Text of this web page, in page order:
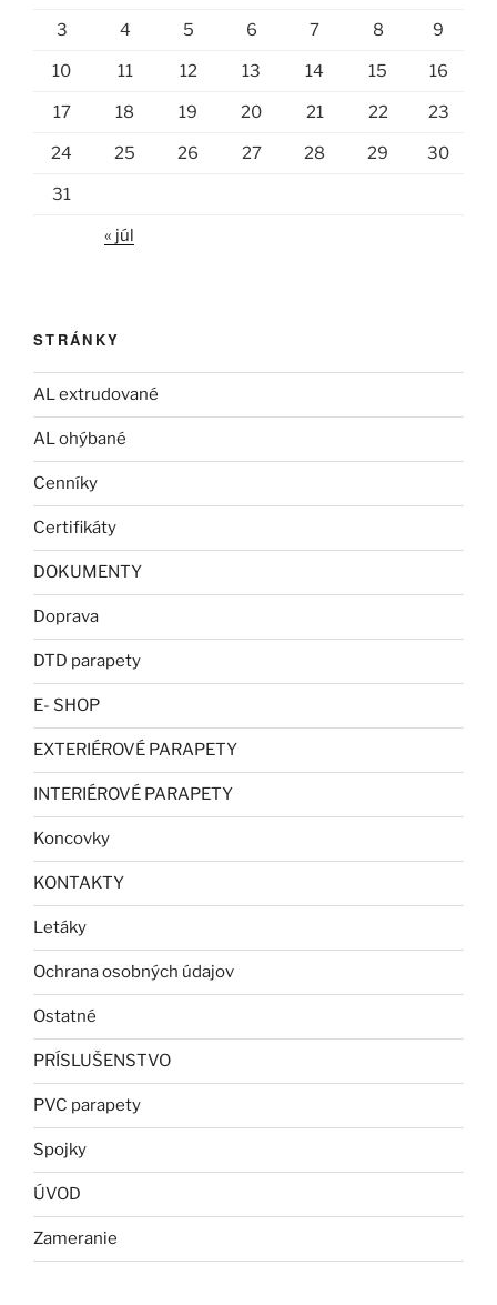
3 4 5 6 7 8 9
10 11 12 13 14 15 16
17 18 19 20 21 22 23
24 25 26 27 28 29 30
31
« júl
STRÁNKY
AL extrudované
AL ohýbané
Cenníky
Certifikáty
DOKUMENTY
Doprava
DTD parapety
E- SHOP
EXTERIÉROVÉ PARAPETY
INTERIÉROVÉ PARAPETY
Koncovky
KONTAKTY
Letáky
Ochrana osobných údajov
Ostatné
PRÍSLUŠENSTVO
PVC parapety
Spojky
ÚVOD
Zameranie